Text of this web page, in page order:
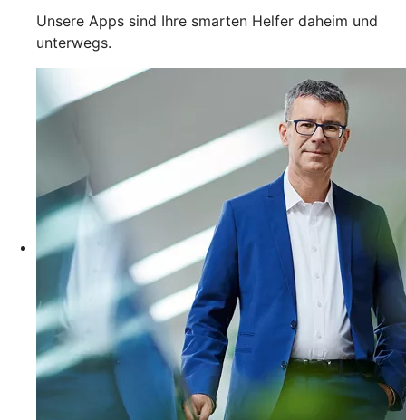
Unsere Apps sind Ihre smarten Helfer daheim und
unterwegs.